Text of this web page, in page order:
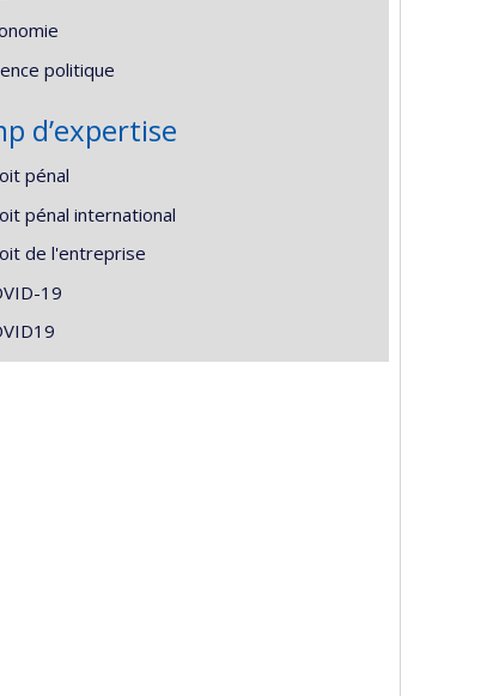
politique
d’expertise
pénal
pénal international
de l'entreprise
19